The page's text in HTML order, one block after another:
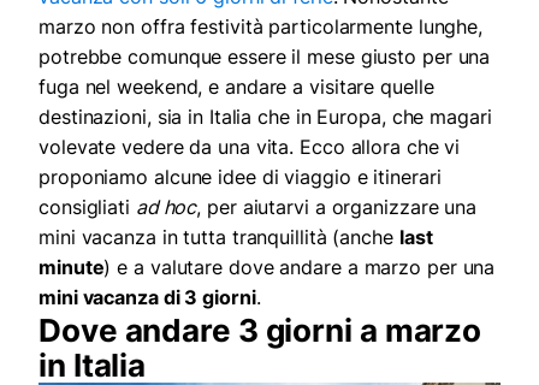
marzo non offra festività particolarmente lunghe,
potrebbe comunque essere il mese giusto per una
fuga nel weekend, e andare a visitare quelle
destinazioni, sia in Italia che in Europa, che magari
volevate vedere da una vita. Ecco allora che vi
proponiamo alcune idee di viaggio e itinerari
consigliati ad hoc, per aiutarvi a organizzare una
mini vacanza in tutta tranquillità (anche last
minute) e a valutare dove andare a marzo per una
mini vacanza di 3 giorni.
Dove andare 3 giorni a marzo
in Italia